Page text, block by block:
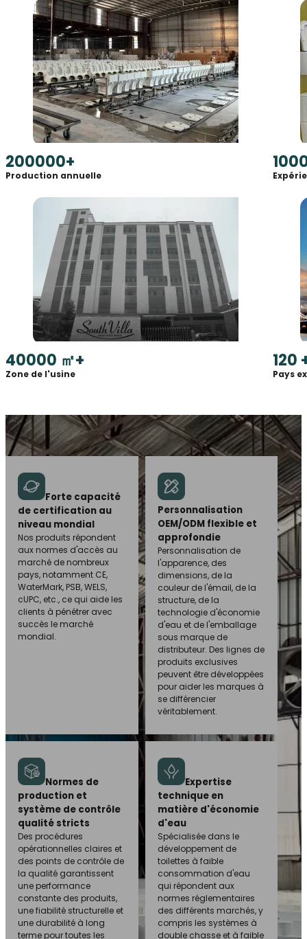
200000+
Production annuelle
40000 ㎡+
Zone de l'usine
120
Pays
Forte capacité
de certification au
niveau mondial
Nos produits répondent
aux normes d'accès au
marché de nombreux
pays, notamment CE,
WaterMark, PSB, WELS,
cUPC, etc., ce qui aide les
clients à pénétrer avec
succès le marché
mondial.
Personnalisation
OEM/ODM flexible et
approfondie
Personnalisation de
l'apparence, des
dimensions, de la
couleur de l'émail, de la
structure, de la
technologie d'économie
d'eau et de l'emballage
sous marque de
distributeur. Des lignes de
produits exclusives
peuvent être développées
pour aider les marques à
se différencier
véritablement.
Normes de
production et
système de contrôle
qualité stricts
Des procédures
opérationnelles claires et
des points de contrôle de
la qualité garantissent
une performance
constante des produits,
une fiabilité structurelle et
une durabilité à long
terme pour toutes les
Expertise
technique en
matière d'économie
d'eau
Spécialisée dans le
développement de
toilettes à faible
consommation d'eau
qui répondent aux
normes réglementaires
des différents marchés, y
compris les systèmes à
double chasse et à faible